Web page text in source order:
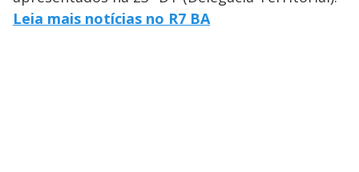
Leia mais notícias no R7 BA